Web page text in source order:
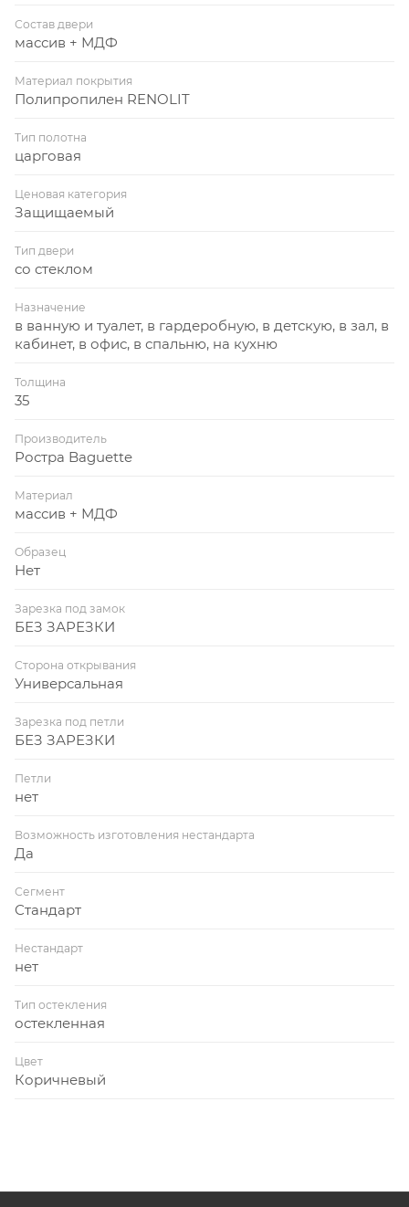
Состав двери
массив + МДФ
Материал покрытия
Полипропилен RENOLIT
Тип полотна
царговая
Ценовая категория
Защищаемый
Тип двери
со стеклом
Назначение
в ванную и туалет, в гардеробную, в детскую, в зал, в
кабинет, в офис, в спальню, на кухню
Толщина
35
Производитель
Ростра Baguette
Материал
массив + МДФ
Образец
Нет
Зарезка под замок
БЕЗ ЗАРЕЗКИ
Сторона открывания
Универсальная
Зарезка под петли
БЕЗ ЗАРЕЗКИ
Петли
нет
Возможность изготовления нестандарта
Да
Сегмент
Стандарт
Нестандарт
нет
Тип остекления
остекленная
Цвет
Коричневый